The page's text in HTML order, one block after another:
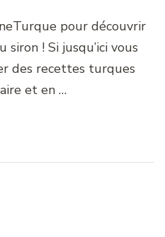
pour découvrir
! Si jusqu’ici vous
des recettes turques
et en …